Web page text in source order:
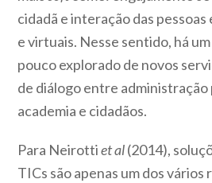
cidadã e interação das
e virtuais. Nesse sentido, há
pouco explorado de novos
de diálogo entre administração
academia e cidadãos.
Para Neirottiet al(2014),
TICs são apenas um dos vários